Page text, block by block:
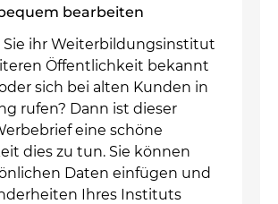
bearbeiten
ihr Weiterbildungsinstitut
Öffentlichkeit bekannt
sich bei alten Kunden in
rufen? Dann ist dieser
eine schöne
dies zu tun. Sie können
Daten einfügen und
Ihres Instituts